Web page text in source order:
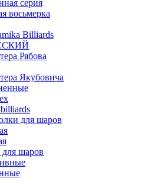
серия
восьмерка
Billiards
Рябова
Якубовича
для шаров
шаров